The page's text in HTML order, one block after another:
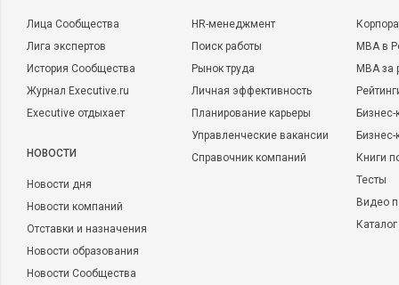
Лица Сообщества
Лига экспертов
История Сообщества
Журнал Executive.ru
Executive отдыхает
НОВОСТИ
Новости дня
Новости компаний
Отставки и назначения
Новости образования
Новости Сообщества
HR-менеджмент
Поиск работы
Рынок труда
Личная эффективность
Планирование карьеры
Управленческие вакансии
Справочник компаний
MBA в
MBA
Бизнес-
Книги
Тесты
Видео